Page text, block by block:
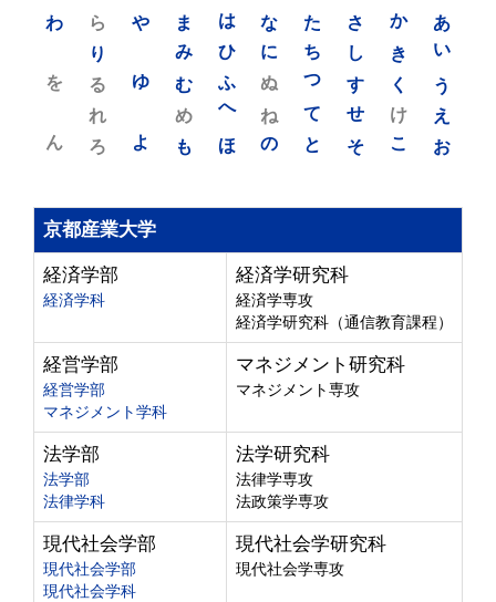
あ
い
う
え
お
か
き
く
け
こ
さ
し
す
せ
そ
た
ち
つ
て
と
な
に
ぬ
ね
の
は
ひ
ふ
へ
ほ
ま
み
む
め
も
や
ゆ
よ
ら
り
る
れ
ろ
わ
を
ん
京都産業大学
経済学部
経済学科
経済学研究科
経済学専攻
経済学研究科（通信教育課程）
経営学部
経営学部
マネジメント学科
マネジメント研究科
マネジメント専攻
法学部
法学部
法律学科
法学研究科
法律学専攻
法政策学専攻
現代社会学部
現代社会学部
現代社会学科
現代社会学研究科
現代社会学専攻